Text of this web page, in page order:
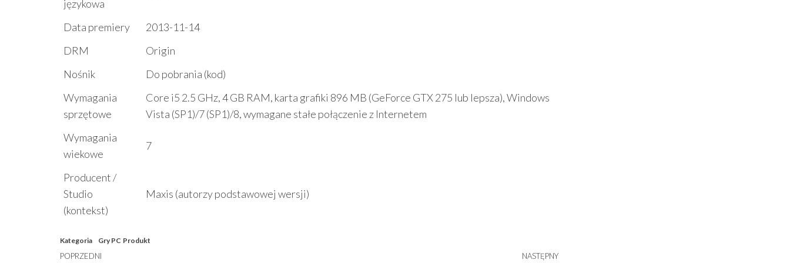
językowa
Data premiery
2013-11-14
DRM
Origin
Nośnik
Do pobrania (kod)
Wymagania
sprzętowe
Core i5 2.5 GHz, 4 GB RAM, karta grafiki 896 MB (GeForce GTX 275 lub lepsza), Windows
Vista (SP1)/7 (SP1)/8, wymagane stałe połączenie z Internetem
Wymagania
wiekowe
7
Producent /
Studio
(kontekst)
Maxis (autorzy podstawowej wersji)
Kategoria Gry PC Produkt
Poprzedni
POPRZEDNI Następny
NASTĘPNY